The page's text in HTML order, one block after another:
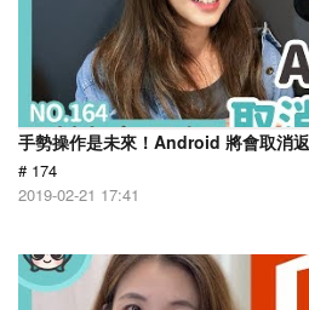
手勢操作是未來！Android 將會取消
# 174
2019-02-21 17:41